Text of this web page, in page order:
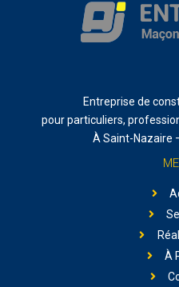
Entreprise de
pour particuliers,
À Saint-Nazaire
À